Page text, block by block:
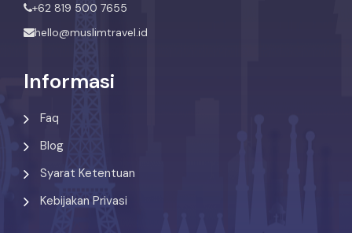
+62 819 500 7655
hello@muslimtravel.id
Informasi
Faq
Blog
Syarat Ketentuan
Kebijakan Privasi